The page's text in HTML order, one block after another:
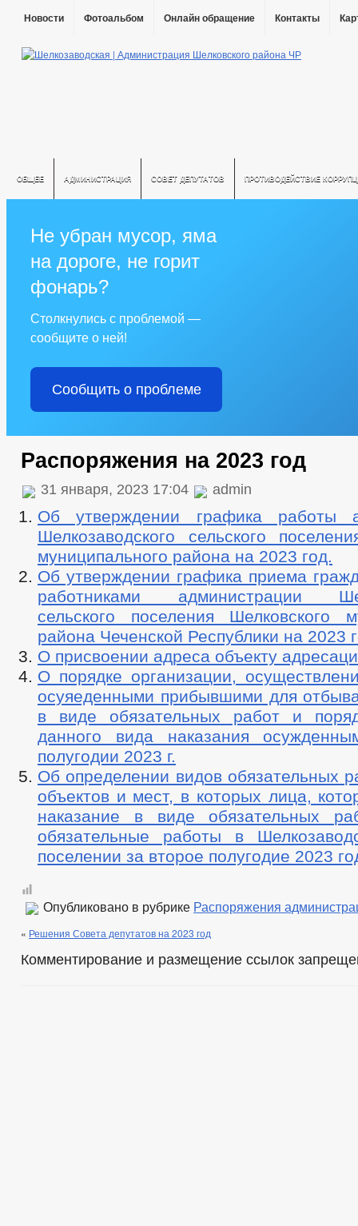
Новости Фотоальбом Онлайн обращение Контакты
ОБЩЕЕ АДМИНИСТРАЦИЯ СОВЕТ ДЕПУТАТОВ ПРОТИВОДЕЙСТВИЕ
Не убран мусор, яма
на дороге, не горит
фонарь?
Столкнулись с проблемой —
сообщите о ней!
Сообщить о проблеме
Распоряжения на 2023 год
31 января, 2023 17:04 admin
Об утверждении графика работы
Шелкозаводского сельского
муниципального района на 2023 год.
Об утверждении графика приема
работниками администрации
сельского поселения Шелковского
района Чеченской Республики на 2023
О присвоении адреса объекту
О порядке организации,
осуяеденными прибывшими для
в виде обязательных работ и
данного вида наказания
полугодии 2023 г.
Об определении видов обязательных
объектов и мест, в которых лица,
наказание в виде обязательных
обязательные работы в
поселении за второе полугодие 2023
Опубликовано в рубрике Распоряжения
« Решения Совета депутатов на 2023 год
Комментирование и размещение ссылок